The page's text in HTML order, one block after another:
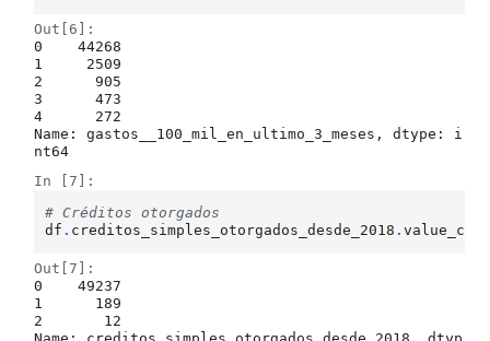
Out[6]:
0    44268
1     2509
2      905
3      473
4      272
Name: gastos__100_mil_en_ultimo_3_meses, dtype: i
nt64
In [7]:
# Créditos otorgados
df . creditos_simples_otorgados_desde_2018 .
Out[7]:
0    49237
1      189
2       12